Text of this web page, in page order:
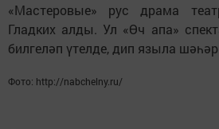
«Мастеровые» рус драма
Гладких алды. Ул «Өч апа»
билгеләп үтелде, дип языла
Фото: http://nabchelny.ru/